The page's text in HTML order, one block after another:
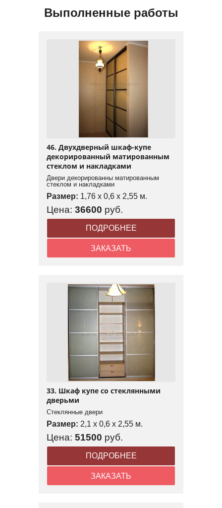
Выполненные работы
46. Двухдверный шкаф-купе
декорированный матированным
стеклом и накладками
Двери декорированны матированным
стеклом и накладками
Размер: 1,76 x 0,6 x 2,55 м.
Цена: 36600 руб.
ПОДРОБНЕЕ
ЗАКАЗАТЬ
33. Шкаф купе со стеклянными
дверьми
Стеклянные двери
Размер: 2,1 x 0,6 x 2,55 м.
Цена: 51500 руб.
ПОДРОБНЕЕ
ЗАКАЗАТЬ